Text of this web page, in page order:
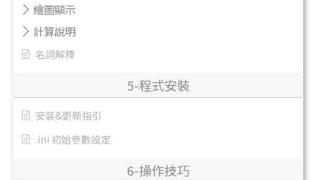
繪圖顯示
計算說明
名詞解釋
5-程式安裝
安裝&更新指引
.ini 初始參數設定
6-操作技巧